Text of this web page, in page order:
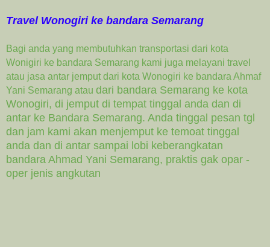
Travel Wonogiri ke bandara Semarang
Bagi anda yang membutuhkan transportasi dari kota
Wonigiri ke bandara Semarang kami juga melayani travel
atau jasa antar jemput dari kota Wonogiri ke bandara Ahmaf
Yani Semarang atau dari bandara Semarang ke kota
Wonogiri, di jemput di tempat tinggal anda dan di
antar ke Bandara Semarang. Anda tinggal pesan tgl
dan jam kami akan menjemput ke temoat tinggal
anda dan di antar sampai lobi keberangkatan
bandara Ahmad Yani Semarang, praktis gak opar -
oper jenis angkutan